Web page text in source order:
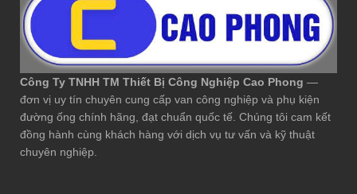
Công Ty TNHH TM Thiết Bị Công Nghiệp Cao Phong —
đơn vị uy tín chuyên cung cấp van công nghiệp và phụ kiện
đường ống chính hãng, đạt chuẩn quốc tế. Chúng tôi cam kết
đồng hành cùng khách hàng với dịch vụ tư vấn và kỹ thuật
chuyên nghiệp.